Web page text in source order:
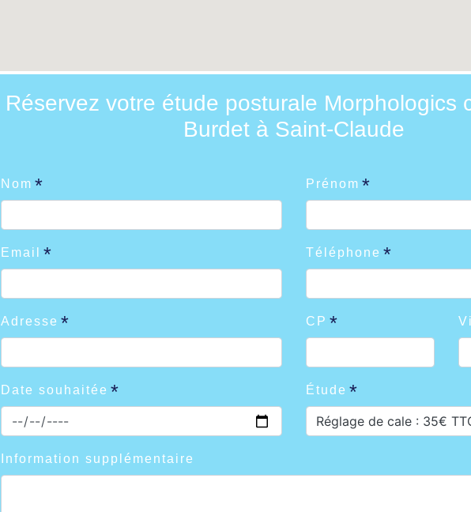
Réservez votre étude posturale Morphologics
Burdet à Saint-Claude
Nom Prénom
Email Téléphone
Adresse CP
Date souhaitée Étude
Réglage de cale : 35€
Information supplémentaire